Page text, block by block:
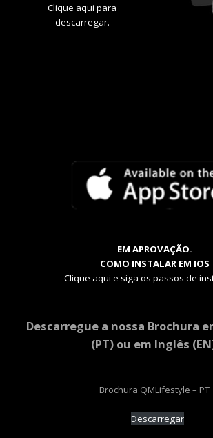
Clique aqui para
descarregar.
EM APROVAÇÃO.
COMO INSTALAR EM IOS
Clique aqui e siga os passos de
Descarregue a nossa Brochura
(PT) ou em Inglês
Brochura QMLifestyle – PT
Descarregar